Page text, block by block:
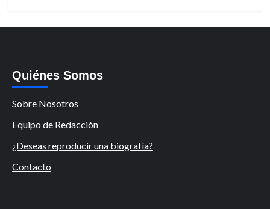
Quiénes Somos
Sobre Nosotros
Equipo de Redacción
¿Deseas reproducir una biografía?
Contacto